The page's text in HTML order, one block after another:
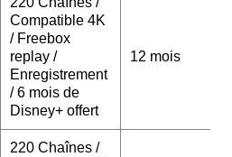
Compatible 4K
/ Freebox
replay /
Enregistrement
/ 6 mois de
Disney+ offert
12 mois
220 Chaînes /